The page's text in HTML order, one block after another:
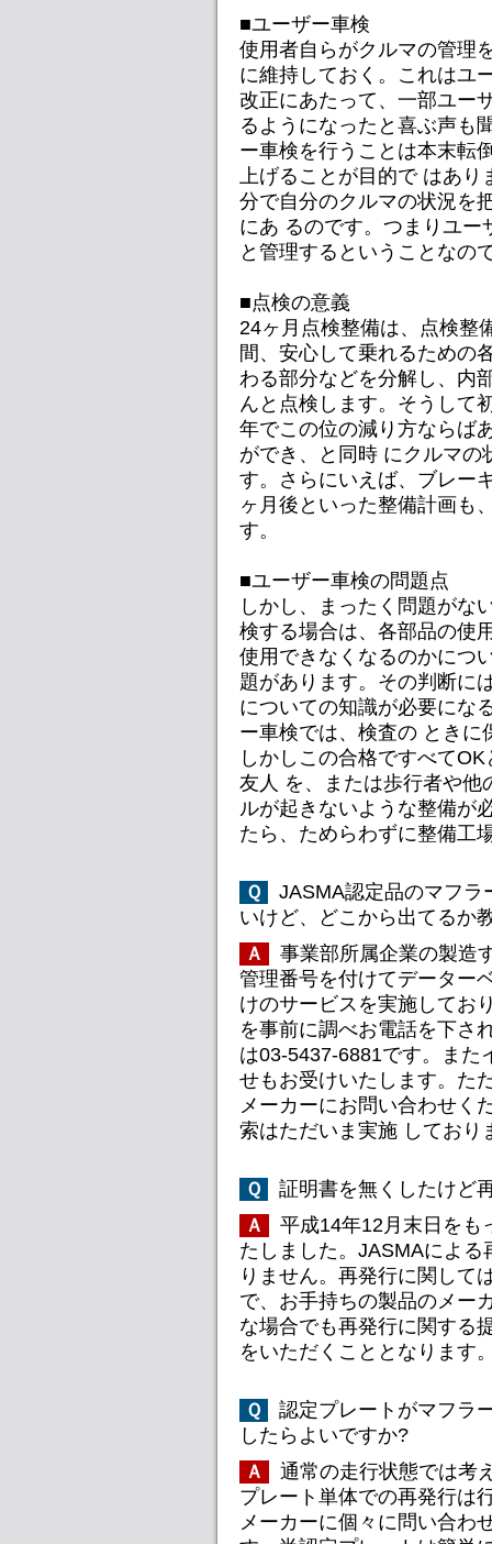
■ユーザー車検
使用者自らがクルマの管理
に維持しておく。これはユ
改正にあたって、一部ユー
るようになったと喜ぶ声も
ー車検を行うことは本末転
上げることが目的で はあり
分で自分のクルマの状況を
にあ るのです。つまりユ
と管理するということなの
■点検の意義
24ヶ月点検整備は、点検整
間、安心して乗れるための
わる部分などを分解し、内
んと点検します。そうして
年でこの位の減り方ならば
ができ、と同時 にクルマ
す。さらにいえば、ブレー
ヶ月後といった整備計画も
す。
■ユーザー車検の問題点
しかし、まったく問題がな
検する場合は、各部品の使
使用できなくなるのかにつ
題があります。その判断に
についての知識が必要にな
ー車検では、検査の とき
しかしこの合格ですべて
友人 を、または歩行者や他
ルが起きないような整備が
たら、ためらわずに整備工
Ｑ
JASMA認定品のマフラ
いけど、どこから出てるか
Ａ
事業部所属企業の製造
管理番号を付けてデーター
けのサービスを実施してお
を事前に調べお電話を下さ
は03-5437-6881です。また
せもお受けいたします。た
メーカーにお問い合わせく
索はただいま実施 しており
Ｑ 証明書を無くしたけど
Ａ
平成14年12月末日をも
たしました。JASMAによ
りません。再発行に関して
で、お手持ちの製品のメー
な場合でも再発行に関する
をいただくこととなります
Ｑ
認定プレートがマフラ
したらよいですか?
Ａ
通常の走行状態では考
プレート単体での再発行は
メーカーに個々に問い合わ